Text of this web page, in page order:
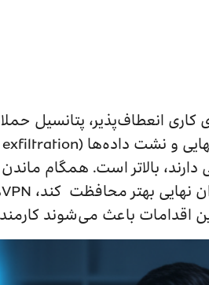
انعطاف‌پذیر، پتانسیل
بالاتر است. همگام